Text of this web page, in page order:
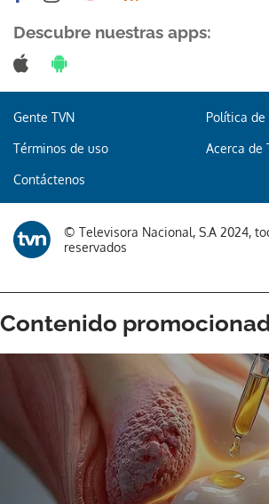
Descubre nuestras apps:
Gente TVN Política
Términos de uso Acerca de
Contáctenos
© Televisora Nacional, S.A 2024,
reservados